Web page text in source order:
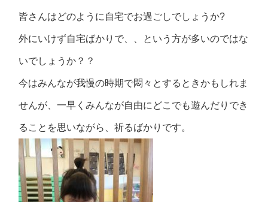
皆さんはどのように自宅でお過ごしでしょうか?
外にいけず自宅ばかりで、、という方が多いのではな
いでしょうか？？
今はみんなが我慢の時期で悶々とするときかもしれま
せんが、一早くみんなが自由にどこでも遊んだりでき
ることを思いながら、祈るばかりです。